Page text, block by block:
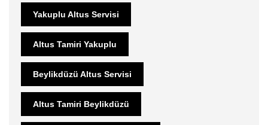
Yakuplu Altus Servisi
Altus Tamiri Yakuplu
Beylikdüzü Altus Servisi
Altus Tamiri Beylikdüzü